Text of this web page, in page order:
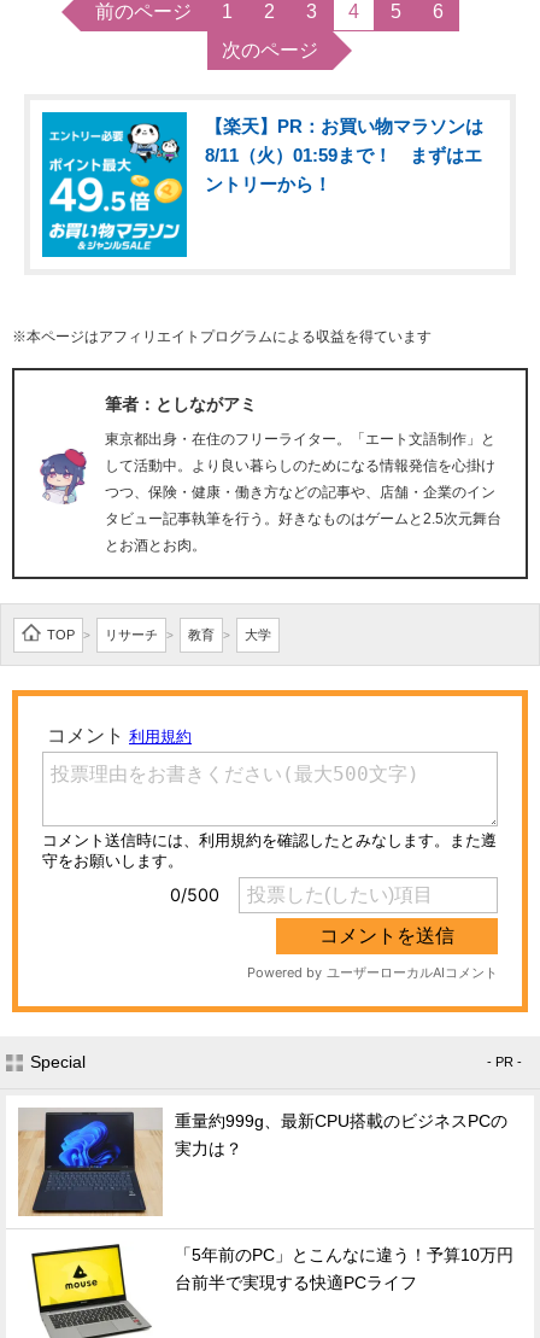
前のページ 1 2 3 4 5
6
次のページ
【楽天】PR：お買い物マラソンは
8/11（火）01:59まで！ まずはエ
ントリーから！
※本ページはアフィリエイトプログラムによる収益を得ています
筆者：としながアミ
東京都出身・在住のフリーライター。「エート文語制作」と
して活動中。より良い暮らしのためになる情報発信を心掛け
つつ、保険・健康・働き方などの記事や、店舗・企業のイン
タビュー記事執筆を行う。好きなものはゲームと2.5次元舞台
とお酒とお肉。
TOP > リサーチ > 教育 > 大学
Special - PR -
重量約999g、最新CPU搭載のビジネスPCの
実力は？
「5年前のPC」とこんなに違う！予算10万円
台前半で実現する快適PCライフ